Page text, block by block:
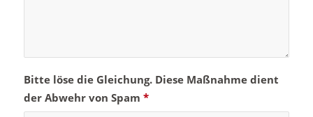
Bitte löse die Gleichung. Diese Maßnahme dient
der Abwehr von Spam *